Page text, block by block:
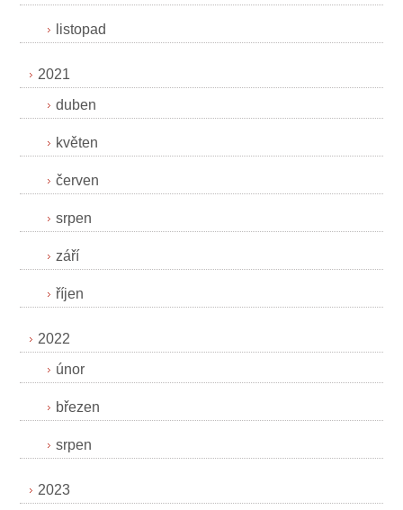
listopad
2021
duben
květen
červen
srpen
září
říjen
2022
únor
březen
srpen
2023